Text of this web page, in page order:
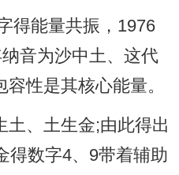
得能量共振，1976
音为沙中土、这代
性是其核心能量。
土、土生金;由此得出
得数字4、9带着辅助